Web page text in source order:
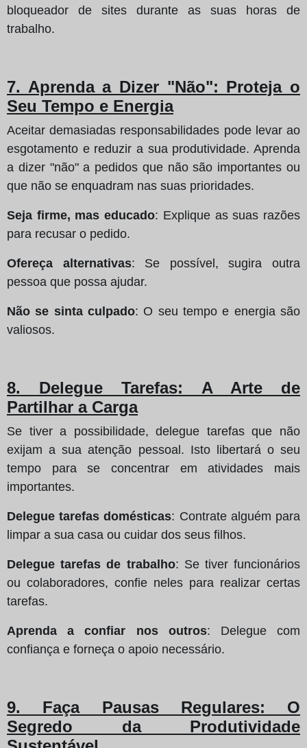
bloqueador de sites durante as suas horas de
trabalho.
7. Aprenda a Dizer "Não": Proteja o
Seu Tempo e Energia
Aceitar demasiadas responsabilidades pode levar ao
esgotamento e reduzir a sua produtividade. Aprenda
a dizer "não" a pedidos que não são importantes ou
que não se enquadram nas suas prioridades.
Seja firme, mas educado: Explique as suas razões
para recusar o pedido.
Ofereça alternativas: Se possível, sugira outra
pessoa que possa ajudar.
Não se sinta culpado: O seu tempo e energia são
valiosos.
8. Delegue Tarefas: A Arte de
Partilhar a Carga
Se tiver a possibilidade, delegue tarefas que não
exijam a sua atenção pessoal. Isto libertará o seu
tempo para se concentrar em atividades mais
importantes.
Delegue tarefas domésticas: Contrate alguém para
limpar a sua casa ou cuidar dos seus filhos.
Delegue tarefas de trabalho: Se tiver funcionários
ou colaboradores, confie neles para realizar certas
tarefas.
Aprenda a confiar nos outros: Delegue com
confiança e forneça o apoio necessário.
9. Faça Pausas Regulares: O
Segredo da Produtividade